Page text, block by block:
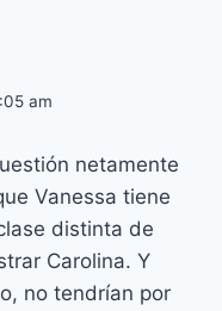
am
netamente
Vanessa tiene
distinta de
Carolina. Y
no tendrían por